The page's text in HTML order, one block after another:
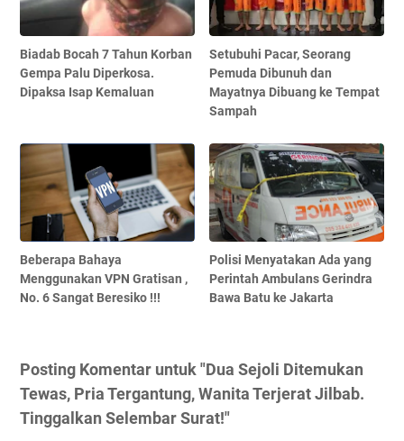
Biadab Bocah 7 Tahun Korban
Gempa Palu Diperkosa.
Dipaksa Isap Kemaluan
Setubuhi Pacar, Seorang
Pemuda Dibunuh dan
Mayatnya Dibuang ke Tempat
Sampah
Beberapa Bahaya
Menggunakan VPN Gratisan ,
No. 6 Sangat Beresiko !!!
Polisi Menyatakan Ada yang
Perintah Ambulans Gerindra
Bawa Batu ke Jakarta
Posting Komentar untuk "Dua Sejoli Ditemukan
Tewas, Pria Tergantung, Wanita Terjerat Jilbab.
Tinggalkan Selembar Surat!"